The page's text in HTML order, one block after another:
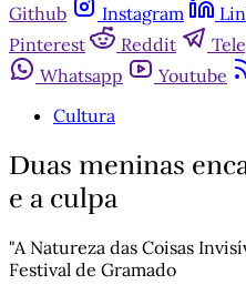
Github
Instagram
Pinterest
Reddit
Whatsapp
Youtube
Cultura
Duas meninas
e a culpa
"A Natureza das Coisas
Festival de Gramado